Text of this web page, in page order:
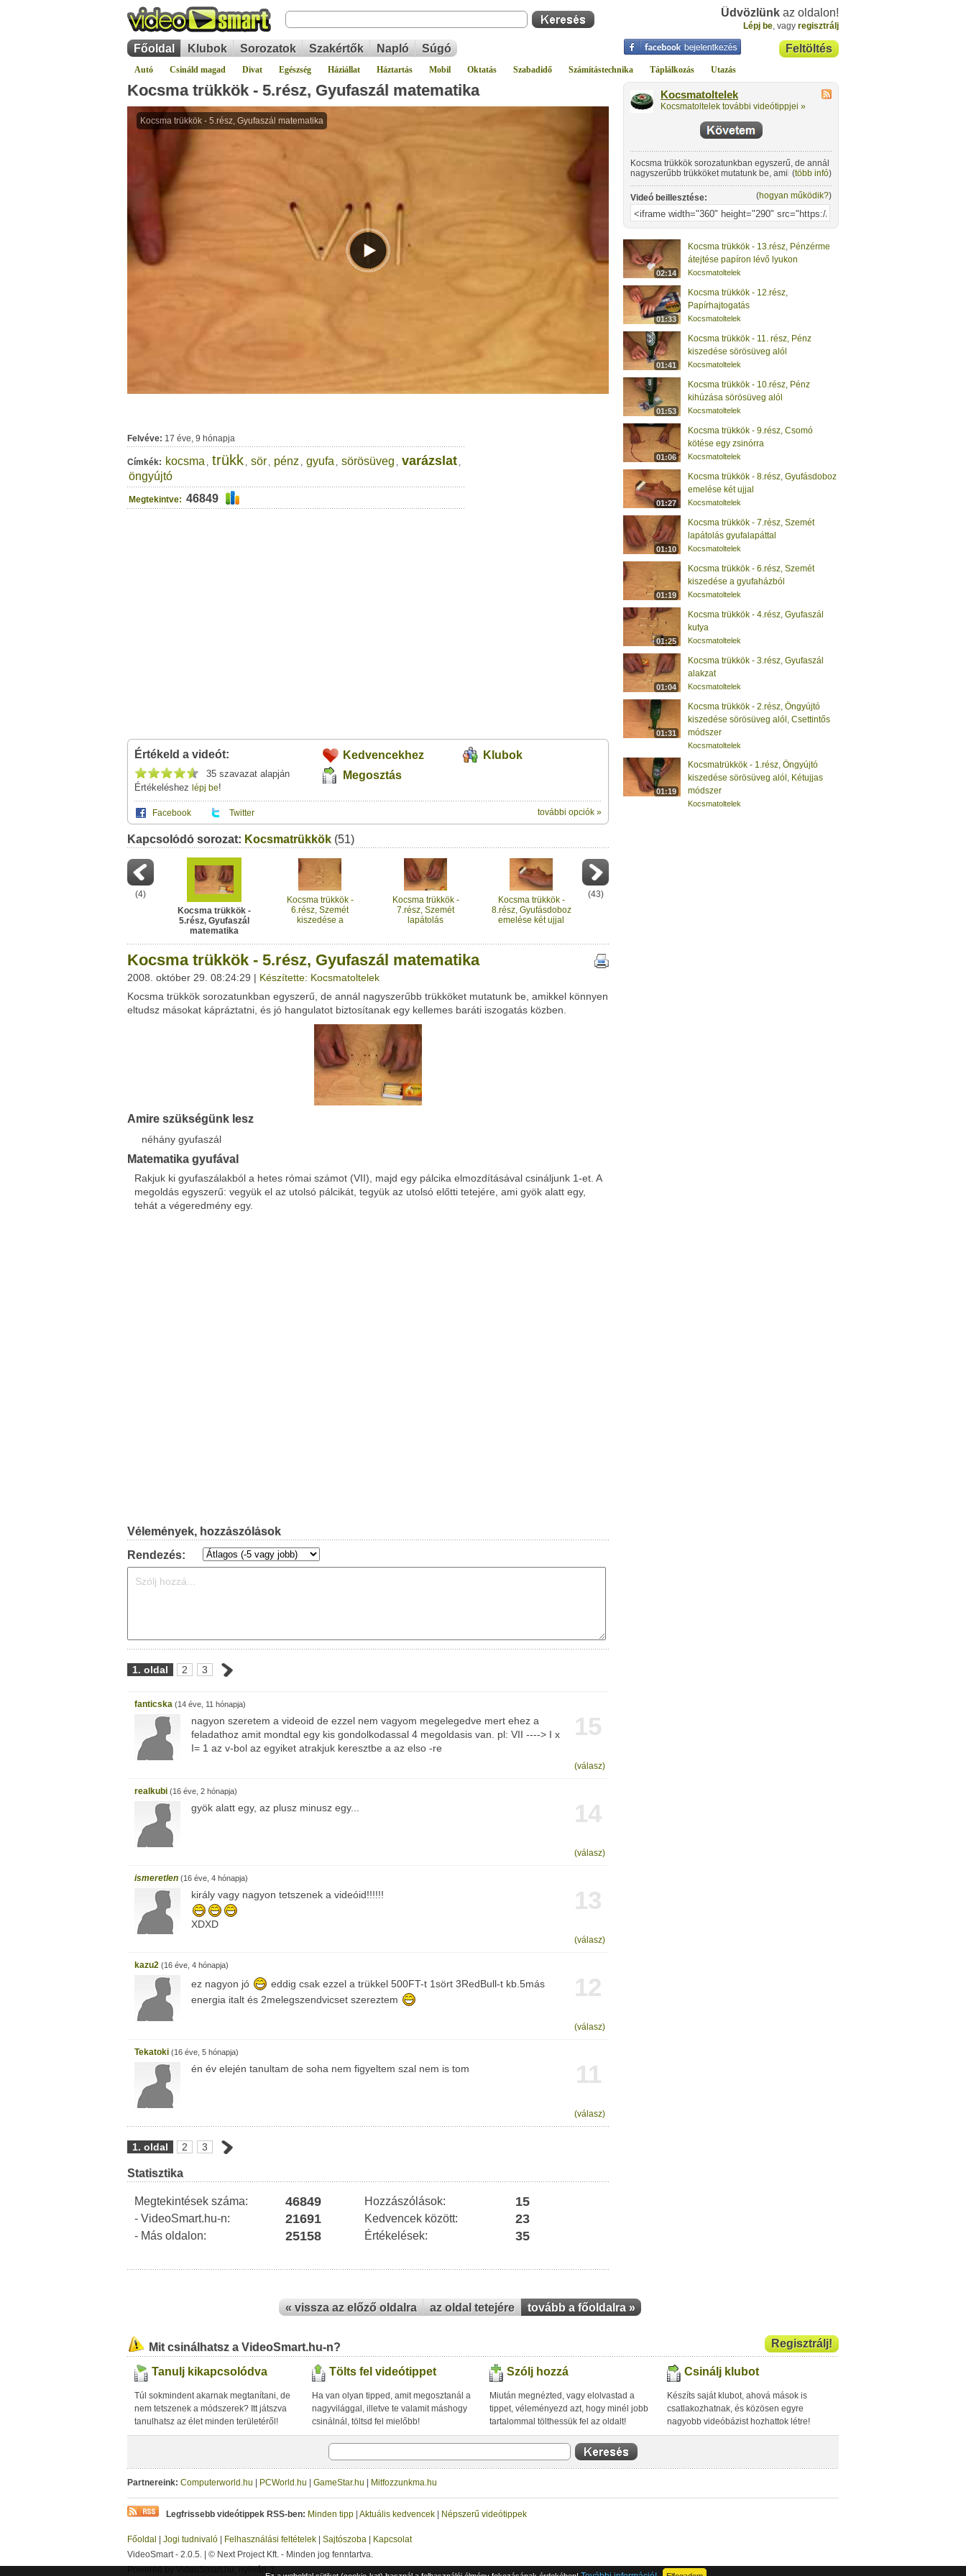
Üdvözlünk az oldalon!
Lépj be, vagy regisztrálj
Feltöltés
Főoldal Klubok Sorozatok Szakértők Napló Súgó
Autó Csináld magad Divat Egészség Háziállat Háztartás Mobil Oktatás Szabadidő Számítástechnika Táplálkozás Utazás
Kocsma trükkök - 5.rész, Gyufaszál matematika
Felvéve: 17 éve, 9 hónapja
Címkék: kocsma , trükk , sör , pénz , gyufa , sörösüveg , varázslat ,
öngyújtó
Megtekintve: 46849
Értékeld a videót:
35 szavazat alapján
Értékeléshez lépj be!
Kedvencekhez
Klubok
Megosztás
Facebook Twitter további opciók »
A(z) "Kocsma trükkök - 5.rész, Gyufaszál matematika" című videótipp
saját leveleződet,vagyezt a felületet:
Neved:
E-mail címed:
Címzett e-mail címe:
Üzenet (opcionális):
Facebook Twitter Google
Digg
Del.icio.us
Live
Ez a videótipp a következő klub(ok)ba tartozik:
Szeretünk kocsmázni
Ha van egy kis időd,nézz szét meglévő klubjaink között
Kapcsolódó sorozat: Kocsmatrükkök (51)
(4)
Kocsma trükkök -
5.rész, Gyufaszál
matematika
Kocsma trükkök -
6.rész, Szemét
kiszedése a
Kocsma trükkök -
7.rész, Szemét
lapátolás
Kocsma trükkök -
8.rész, Gyufásdoboz
emelése két ujjal
(43)
Kocsma trükkök - 5.rész, Gyufaszál matematika
2008. október 29. 08:24:29 | Készítette: Kocsmatoltelek
Kocsma trükkök sorozatunkban egyszerű, de annál nagyszerűbb trükköket mutatunk be, amikkel könnyen
eltudsz másokat kápráztatni, és jó hangulatot biztosítanak egy kellemes baráti iszogatás közben.
Amire szükségünk lesz
néhány gyufaszál
Matematika gyufával
Rakjuk ki gyufaszálakból a hetes római számot (VII), majd egy pálcika elmozdításával csináljunk 1-et. A
megoldás egyszerű: vegyük el az utolsó pálcikát, tegyük az utolsó előtti tetejére, ami gyök alatt egy,
tehát a végeredmény egy.
Vélemények, hozzászólások
Rendezés:
1. oldal 2 3
fanticska (14 éve, 11 hónapja)
15
nagyon szeretem a videoid de ezzel nem vagyom megelegedve mert ehez a
feladathoz amit mondtal egy kis gondolkodassal 4 megoldasis van. pl: VII ----> I x
I= 1 az v-bol az egyiket atrakjuk keresztbe a az elso -re
(válasz)
realkubi (16 éve, 2 hónapja)
14
gyök alatt egy, az plusz minusz egy...
(válasz)
ismeretlen (16 éve, 4 hónapja)
13
király vagy nagyon tetszenek a videóid!!!!!!
XDXD
(válasz)
kazu2 (16 éve, 4 hónapja)
12
ez nagyon jó
eddig csak ezzel a trükkel 500FT-t 1sört 3RedBull-t kb.5más
energia italt és 2melegszendvicset szereztem
(válasz)
Tekatoki (16 éve, 5 hónapja)
11
én év elején tanultam de soha nem figyeltem szal nem is tom
(válasz)
1. oldal 2 3
Statisztika
Megtekintések száma: 46849 Hozzászólások: 15
- VideoSmart.hu-n: 21691 Kedvencek között: 23
- Más oldalon: 25158 Értékelések: 35
Kocsmatoltelek
Kocsmatoltelek további videótippjei »
Kocsma trükkök sorozatunkban egyszerű, de annál
nagyszerűbb trükköket mutatunk be, amikkel
könnyen eltudsz másokat kápráztatni, és jó
hangulatot biztosítanak egy kellemes baráti
iszogatás közben.
(több infó)
Videó beillesztése: (hogyan működik?)
02:14
Kocsma trükkök - 13.rész, Pénzérme
átejtése papíron lévő lyukon
Kocsmatoltelek
01:33
Kocsma trükkök - 12.rész,
Papírhajtogatás
Kocsmatoltelek
01:41
Kocsma trükkök - 11. rész, Pénz
kiszedése sörösüveg alól
Kocsmatoltelek
01:53
Kocsma trükkök - 10.rész, Pénz
kihúzása sörösüveg alól
Kocsmatoltelek
01:06
Kocsma trükkök - 9.rész, Csomó
kötése egy zsinórra
Kocsmatoltelek
01:27
Kocsma trükkök - 8.rész, Gyufásdoboz
emelése két ujjal
Kocsmatoltelek
01:10
Kocsma trükkök - 7.rész, Szemét
lapátolás gyufalapáttal
Kocsmatoltelek
01:19
Kocsma trükkök - 6.rész, Szemét
kiszedése a gyufaházból
Kocsmatoltelek
01:25
Kocsma trükkök - 4.rész, Gyufaszál
kutya
Kocsmatoltelek
01:04
Kocsma trükkök - 3.rész, Gyufaszál
alakzat
Kocsmatoltelek
01:31
Kocsma trükkök - 2.rész, Öngyújtó
kiszedése sörösüveg alól, Csettintős
módszer
Kocsmatoltelek
01:19
Kocsmatrükkök - 1.rész, Öngyújtó
kiszedése sörösüveg alól, Kétujjas
módszer
Kocsmatoltelek
« vissza az előző oldalra az oldal tetejére tovább a főoldalra »
Regisztrálj!
Mit csinálhatsz a VideoSmart.hu-n?
Tanulj kikapcsolódva
Túl sokmindent akarnak megtanítani, de
nem tetszenek a módszerek? Itt játszva
tanulhatsz az élet minden területéről!
Tölts fel videótippet
Ha van olyan tipped, amit megosztanál a
nagyvilággal, illetve te valamit máshogy
csinálnál, töltsd fel mielőbb!
Szólj hozzá
Miután megnézted, vagy elolvastad a
tippet, véleményezd azt, hogy minél jobb
tartalommal tölthessük fel az oldalt!
Csinálj klubot
Készíts saját klubot, ahová mások is
csatlakozhatnak, és közösen egyre
nagyobb videóbázist hozhattok létre!
Partnereink: Computerworld.hu PCWorld.hu GameStar.hu Mitfozzunkma.hu
Legfrissebb videótippek RSS-ben: Minden tipp Aktuális kedvencek Népszerű videótippek
Főoldal Jogi tudnivaló Felhasználási feltételek Sajtószoba
Kapcsolat
VideoSmart - 2.0.5. | © Next Project Kft. - Minden jog fenntartva.